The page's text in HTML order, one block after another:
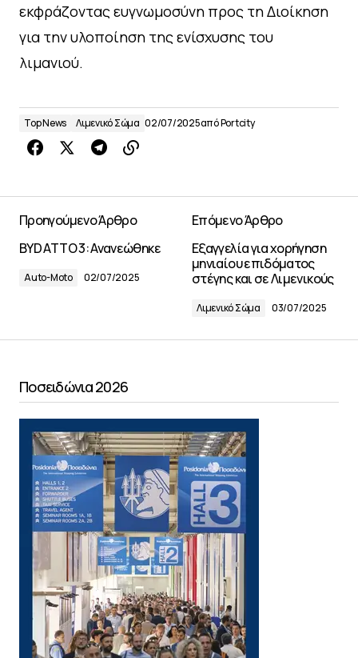
εκφράζοντας ευγνωμοσύνη προς τη Διοίκηση
για την υλοποίηση της ενίσχυσης του
λιμανιού.
Top News Λιμενικό Σώμα 02/07/2025απόPortcity
Προηγούμενο Άρθρο
BYD ATTO 3: Ανανεώθηκε
Auto-Moto 02/07/2025
Επόμενο Άρθρο
Εξαγγελία για χορήγηση
μηνιαίου επιδόματος
στέγης και σε Λιμενικούς
Λιμενικό Σώμα 03/07/2025
Ποσειδώνια 2026